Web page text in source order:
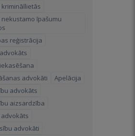
īpašumu
reģistrācija
advokāti
Apelācija
advokāts
aizsardzība
advokāti